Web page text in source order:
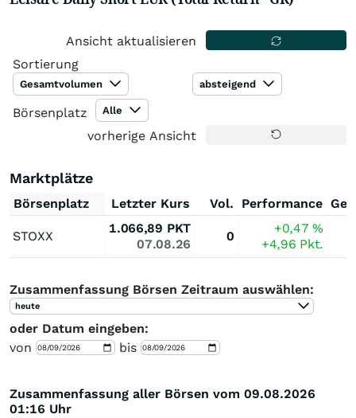
Ansicht aktualisieren
Sortierung
Gesamtvolumen absteigend
Börsenplatz Alle
vorherige Ansicht
Marktplätze
Börsenplatz Letzter Kurs Vol. Performance
STOXX
1.066,89 PKT
07.08.26
0
+0,47%
+4,96 Pkt.
Zusammenfassung Börsen Zeitraum auswählen:
heute
oder Datum eingeben:
von
bis
Zusammenfassung aller Börsen vom 09.08.2026
01:16 Uhr